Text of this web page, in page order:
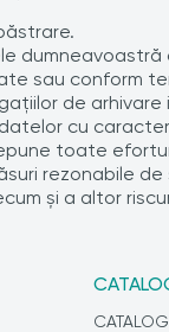
sau conform
de arhivare
cu
toate
rezonabile
şi a altor